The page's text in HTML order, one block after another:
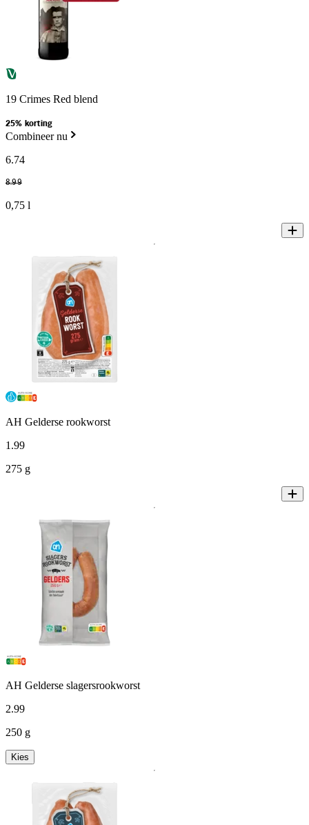
19 Crimes Red blend
25% korting
Combineer nu
6.74
8.99
0,75 l
AH Gelderse rookworst
1 .99
275 g
AH Gelderse slagersrookworst
2.99
250 g
Kies